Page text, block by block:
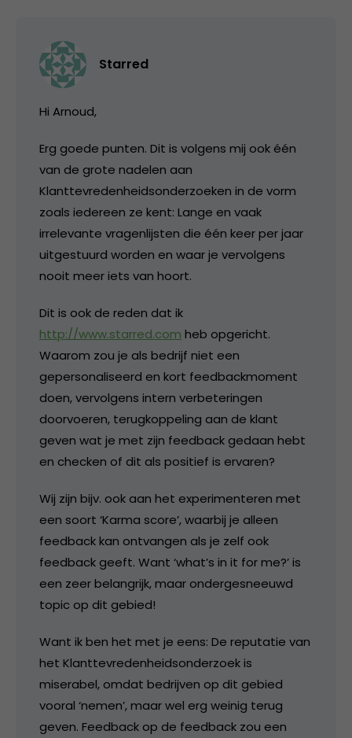
Starred
Hi Arnoud,
Erg goede punten. Dit is volgens mij ook één
van de grote nadelen aan
Klanttevredenheidsonderzoeken in de vorm
zoals iedereen ze kent: Lange en vaak
irrelevante vragenlijsten die één keer per jaar
uitgestuurd worden en waar je vervolgens
nooit meer iets van hoort.
Dit is ook de reden dat ik
http://www.starred.com heb opgericht.
Waarom zou je als bedrijf niet een
gepersonaliseerd en kort feedbackmoment
doen, vervolgens intern verbeteringen
doorvoeren, terugkoppeling aan de klant
geven wat je met zijn feedback gedaan hebt
en checken of dit als positief is ervaren?
Wij zijn bijv. ook aan het experimenteren met
een soort ‘Karma score’, waarbij je alleen
feedback kan ontvangen als je zelf ook
feedback geeft. Want ‘what’s in it for me?’ is
een zeer belangrijk, maar ondergesneeuwd
topic op dit gebied!
Want ik ben het met je eens: De reputatie van
het Klanttevredenheidsonderzoek is
miserabel, omdat bedrijven op dit gebied
vooral ‘nemen’, maar wel erg weinig terug
geven. Feedback op de feedback zou een